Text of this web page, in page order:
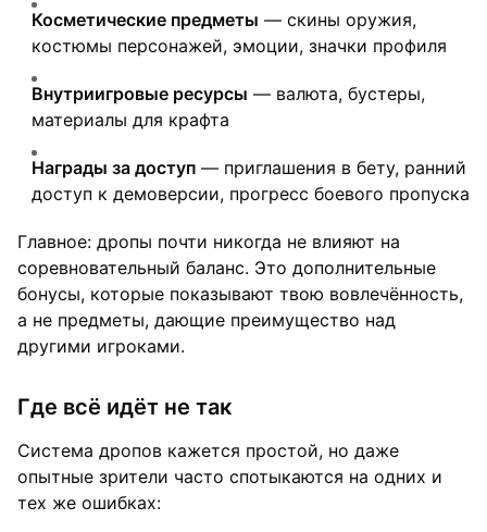
Косметические предметы — скины оружия,
костюмы персонажей, эмоции, значки профиля
Внутриигровые ресурсы — валюта, бустеры,
материалы для крафта
Награды за доступ — приглашения в бету, ранний
доступ к демоверсии, прогресс боевого пропуска
Главное: дропы почти никогда не влияют на
соревновательный баланс. Это дополнительные
бонусы, которые показывают твою вовлечённость,
а не предметы, дающие преимущество над
другими игроками.
Где всё идёт не так
Система дропов кажется простой, но даже
опытные зрители часто спотыкаются на одних и
тех же ошибках: